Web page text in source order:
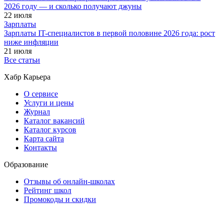
2026 году — и сколько получают джуны
22 июля
Зарплаты
Зарплаты IT-специалистов в первой половине 2026 года: рост
ниже инфляции
21 июля
Все статьи
Хабр Карьера
О сервисе
Услуги и цены
Журнал
Каталог вакансий
Каталог курсов
Карта сайта
Контакты
Образование
Отзывы об онлайн-школах
Рейтинг школ
Промокоды и скидки